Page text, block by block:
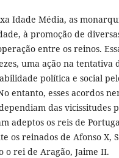
Idade Média, as
à promoção de
entre os reinos.
uma ação na tentativa
política e social
entanto, esses acordos
das vicissitudes
adeptos os reis de
os reinados de Afonso X,
o rei de Aragão, Jaime II.